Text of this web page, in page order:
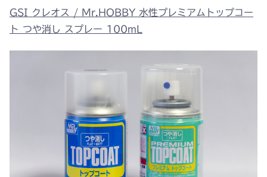
GSI クレオス / Mr.HOBBY 水性プレミアムトップコー
ト つや消し スプレー 100mL